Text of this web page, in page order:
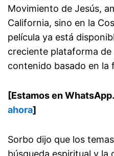
Movimiento de Jesús,
California, sino en la
película ya está
creciente plataforma
contenido basado en la
[Estamos en WhatsApp.
ahora]
Sorbo dijo que los
búsqueda espiritual y la